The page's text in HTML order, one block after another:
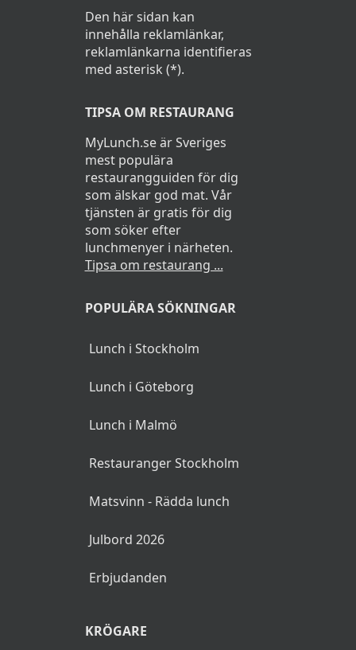
Den här sidan kan
innehålla reklamlänkar,
reklamlänkarna identifieras
med asterisk (*).
TIPSA OM RESTAURANG
MyLunch.se är Sveriges
mest populära
restaurangguiden för dig
som älskar god mat. Vår
tjänsten är gratis för dig
som söker efter
lunchmenyer i närheten.
Tipsa om restaurang ...
POPULÄRA SÖKNINGAR
Lunch i Stockholm
Lunch i Göteborg
Lunch i Malmö
Restauranger Stockholm
Matsvinn - Rädda lunch
Julbord 2026
Erbjudanden
KRÖGARE